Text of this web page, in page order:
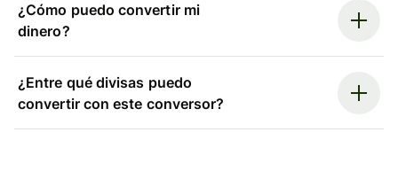
¿Cómo puedo convertir mi
dinero?
¿Entre qué divisas puedo
convertir con este conversor?